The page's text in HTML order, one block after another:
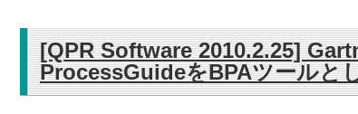
[QPR Software 2010.2.25]
ProcessGuideをBPAツールと